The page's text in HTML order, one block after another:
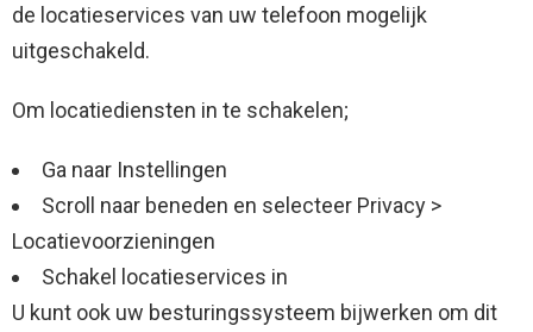
de locatieservices van uw telefoon mogelijk
uitgeschakeld.
Om locatiediensten in te schakelen;
Ga naar Instellingen
Scroll naar beneden en selecteer Privacy >
Locatievoorzieningen
Schakel locatieservices in
U kunt ook uw besturingssysteem bijwerken om dit